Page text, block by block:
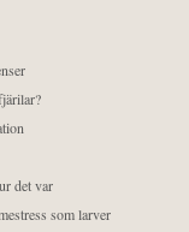
det var
som larver